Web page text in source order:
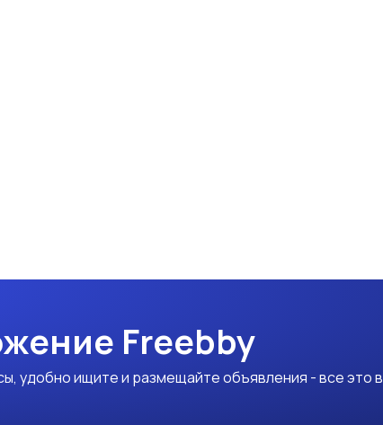
Freebby
удобно ищите и размещайте объявления - все это в